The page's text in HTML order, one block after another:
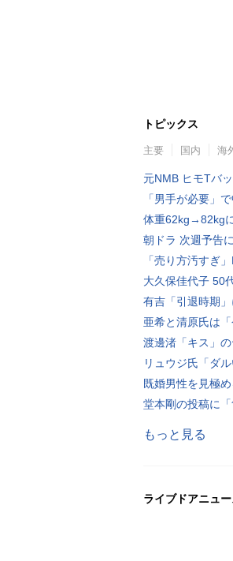
トピックス
主要 国内 海
元NMB ヒモTバ
「男手が必要」
体重62kg→82kg
朝ドラ 次週予告
「売り方汚すぎ
大久保佳代子 50
有吉「引退時期
亜希と清原氏は「
渡邊渚「キス」
リュウジ氏「ダ
既婚男性を見極
堂本剛の投稿に「
もっと見る
ライブドアニュー